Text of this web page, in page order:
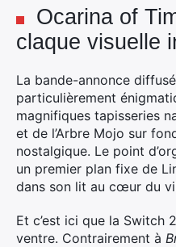
Ocarina of
claque visuelle
La bande-annonce
particulièrement
magnifiques tapisseries
et de l’Arbre Mojo sur
nostalgique. Le point
un premier plan fixe de
dans son lit au cœur du
Et c’est ici que la Switch
ventre. Contrairement à